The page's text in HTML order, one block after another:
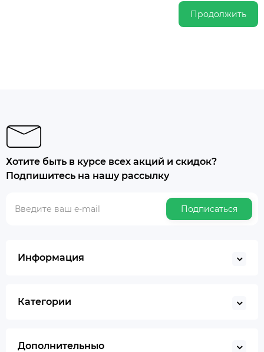
Продолжить
Хотите быть в курсе всех акций и скидок?
Подпишитесь на нашу рассылку
Подписаться
Информация
Категории
Дополнительныо